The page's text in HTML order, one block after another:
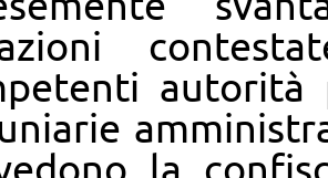
autorità
la